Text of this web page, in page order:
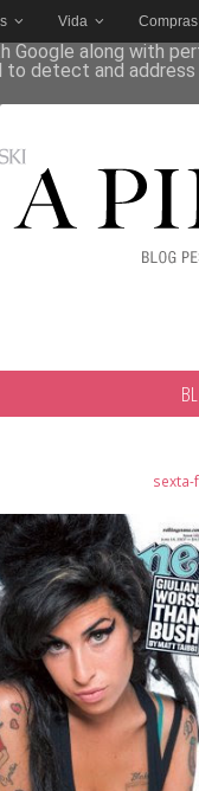
Vida Compras
sexta-
from Google
Google along with
detect and address